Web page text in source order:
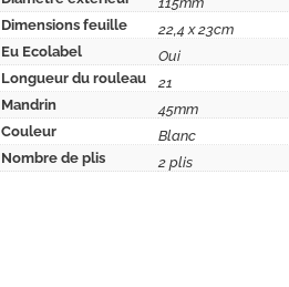
Dimensions feuille
22,4 x 23cm
Eu Ecolabel
Oui
Longueur du rouleau
21
Mandrin
45mm
Couleur
Blanc
Nombre de plis
2 plis